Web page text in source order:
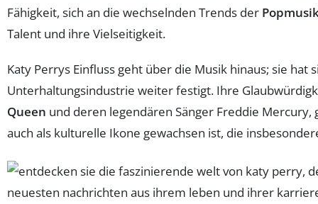
Fähigkeit, sich an die wechselnden Trends der
Talent und ihre Vielseitigkeit.
Katy Perrys Einfluss geht über die Musik hinaus; sie hat
Unterhaltungsindustrie weiter festigt. Ihre
Queen und deren legendären Sänger Freddie
auch als kulturelle Ikone gewachsen ist, die